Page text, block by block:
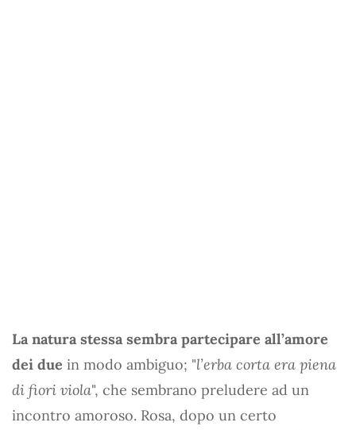
La natura stessa sembra partecipare all’amore
dei due in modo ambiguo; "l’erba corta era piena
di fiori viola", che sembrano preludere ad un
incontro amoroso. Rosa, dopo un certo